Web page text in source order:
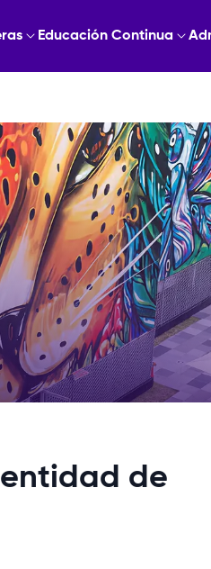
Educación Continua
de